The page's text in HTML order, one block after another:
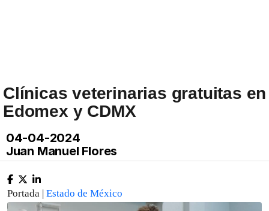
Clínicas veterinarias gratuitas en
Edomex y CDMX
04-04-2024
Juan Manuel Flores
Portada | Estado de México